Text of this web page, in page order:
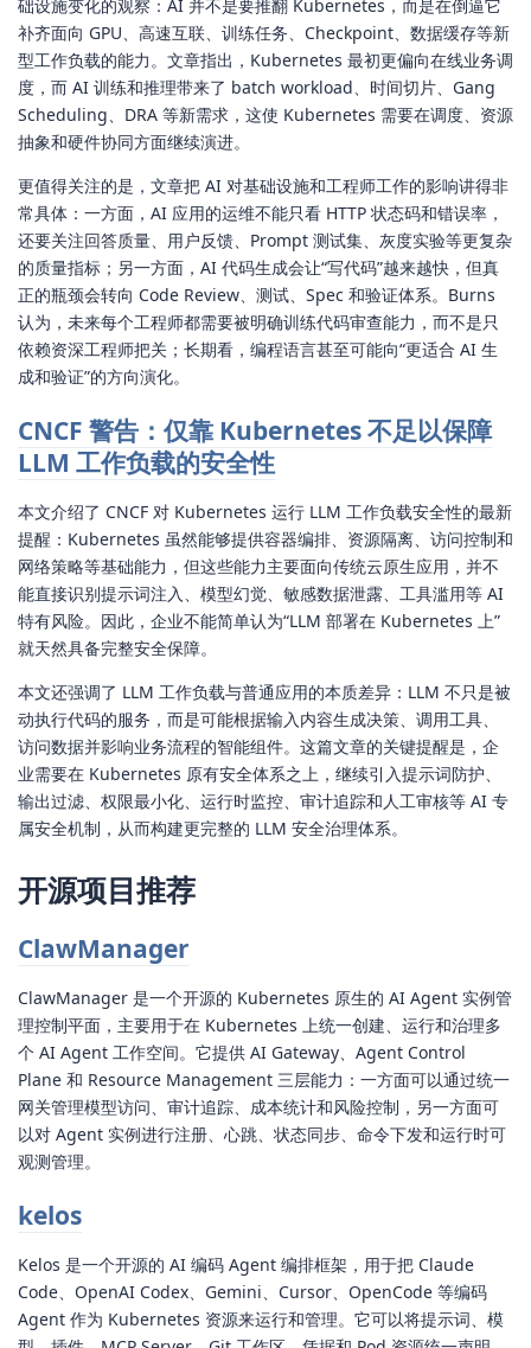
础设施变化的观察：AI 并不是要推翻 Kubernetes，而是在倒逼它
补齐面向 GPU、高速互联、训练任务、Checkpoint、数据缓存等新
型工作负载的能力。文章指出，Kubernetes 最初更偏向在线业务调
度，而 AI 训练和推理带来了 batch workload、时间切片、Gang
Scheduling、DRA 等新需求，这使 Kubernetes 需要在调度、资源
抽象和硬件协同方面继续演进。
更值得关注的是，文章把 AI 对基础设施和工程师工作的影响讲得非
常具体：一方面，AI 应用的运维不能只看 HTTP 状态码和错误率，
还要关注回答质量、用户反馈、Prompt 测试集、灰度实验等更复杂
的质量指标；另一方面，AI 代码生成会让“写代码”越来越快，但真
正的瓶颈会转向 Code Review、测试、Spec 和验证体系。Burns
认为，未来每个工程师都需要被明确训练代码审查能力，而不是只
依赖资深工程师把关；长期看，编程语言甚至可能向“更适合 AI 生
成和验证”的方向演化。
CNCF 警告：仅靠 Kubernetes 不足以保障
LLM 工作负载的安全性
本文介绍了 CNCF 对 Kubernetes 运行 LLM 工作负载安全性的最新
提醒：Kubernetes 虽然能够提供容器编排、资源隔离、访问控制和
网络策略等基础能力，但这些能力主要面向传统云原生应用，并不
能直接识别提示词注入、模型幻觉、敏感数据泄露、工具滥用等 AI
特有风险。因此，企业不能简单认为“LLM 部署在 Kubernetes 上”
就天然具备完整安全保障。
本文还强调了 LLM 工作负载与普通应用的本质差异：LLM 不只是被
动执行代码的服务，而是可能根据输入内容生成决策、调用工具、
访问数据并影响业务流程的智能组件。这篇文章的关键提醒是，企
业需要在 Kubernetes 原有安全体系之上，继续引入提示词防护、
输出过滤、权限最小化、运行时监控、审计追踪和人工审核等 AI 专
属安全机制，从而构建更完整的 LLM 安全治理体系。
开源项目推荐
ClawManager
ClawManager 是一个开源的 Kubernetes 原生的 AI Agent 实例管
理控制平面，主要用于在 Kubernetes 上统一创建、运行和治理多
个 AI Agent 工作空间。它提供 AI Gateway、Agent Control
Plane 和 Resource Management 三层能力：一方面可以通过统一
网关管理模型访问、审计追踪、成本统计和风险控制，另一方面可
以对 Agent 实例进行注册、心跳、状态同步、命令下发和运行时可
观测管理。
kelos
Kelos 是一个开源的 AI 编码 Agent 编排框架，用于把 Claude
Code、OpenAI Codex、Gemini、Cursor、OpenCode 等编码
Agent 作为 Kubernetes 资源来运行和管理。它可以将提示词、模